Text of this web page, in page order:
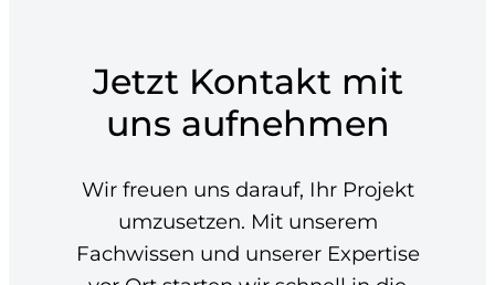
Jetzt Kontakt mit
uns aufnehmen
Wir freuen uns darauf, Ihr Projekt
umzusetzen. Mit unserem
Fachwissen und unserer Expertise